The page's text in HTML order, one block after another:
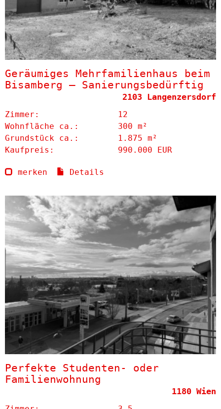
Geräumiges Mehrfamilienhaus beim
Bisamberg – Sanierungsbedürftig
2103 Langenzersdorf
Zimmer:
12
Wohnfläche ca.:
300 m²
Grund­stück ca.:
1.875 m²
Kaufpreis:
990.000 EUR
merken Details
Perfekte Studenten- oder
Familienwohnung
1180 Wien